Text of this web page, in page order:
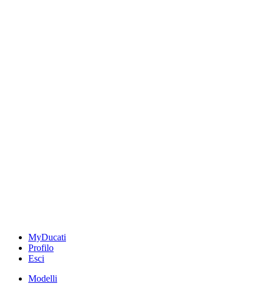
MyDucati
Profilo
Esci
Modelli